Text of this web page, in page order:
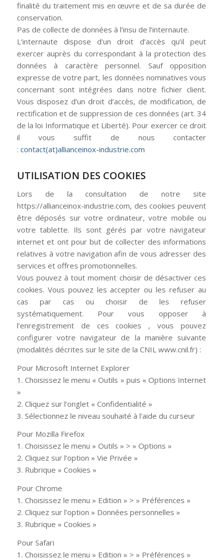
finalité du traitement mis en œuvre et de sa durée de
conservation.
Pas de collecte de données à l’insu de l’internaute.
L’internaute dispose d’un droit d’accès qu’il peut
exercer auprès du correspondant à la protection des
données à caractère personnel. Sauf opposition
expresse de votre part, les données nominatives vous
concernant sont intégrées dans notre fichier client.
Vous disposez d’un droit d’accès, de modification, de
rectification et de suppression de ces données (art. 34
de la loi Informatique et Liberté). Pour exercer ce droit
il vous suffit de nous contacter
: contact(at)allianceinox-industrie.com
UTILISATION DES COOKIES
Lors de la consultation de notre site
https://allianceinox-industrie.com, des cookies peuvent
être déposés sur votre ordinateur, votre mobile ou
votre tablette. Ils sont gérés par votre navigateur
internet et ont pour but de collecter des informations
relatives à votre navigation afin de vous adresser des
services et offres promotionnelles.
Vous pouvez à tout moment choisir de désactiver ces
cookies. Vous pouvez les accepter ou les refuser au
cas par cas ou choisir de les refuser
systématiquement. Pour vous opposer à
l’enregistrement de ces cookies , vous pouvez
configurer votre navigateur de la manière suivante
(modalités décrites sur le site de la CNIL www.cnil.fr) :
Pour Microsoft Internet Explorer
1. Choisissez le menu « Outils » puis « Options Internet
»
2. Cliquez sur l’onglet « Confidentialité »
3. Sélectionnez le niveau souhaité à l’aide du curseur
Pour Mozilla Firefox
1. Choisissez le menu » Outils » > » Options »
2. Cliquez sur l’option » Vie Privée »
3. Rubrique » Cookies »
Pour Chrome
1. Choisissez le menu » Edition » > » Préférences »
2. Cliquez sur l’option » Données personnelles »
3. Rubrique » Cookies »
Pour Safari
1. Choisissez le menu » Edition » > » Préférences »